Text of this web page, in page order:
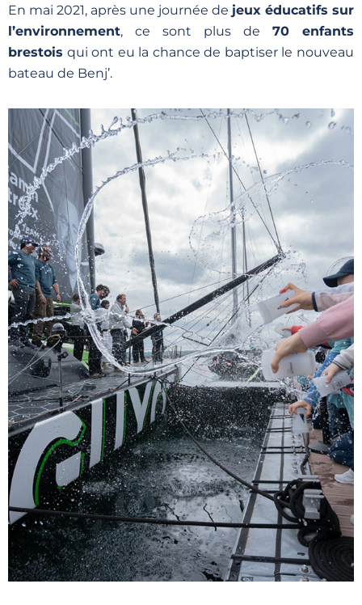
En mai 2021, après une journée de jeux éducatifs sur
l’environnement, ce sont plus de 70 enfants
brestois qui ont eu la chance de baptiser le nouveau
bateau de Benj’.